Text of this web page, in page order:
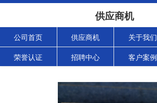
供应商机
公司首页 供应商机 关于我们
荣誉认证 招聘中心 客户案例